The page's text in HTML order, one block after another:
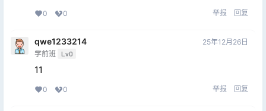
0 0 举报 回复
qwe1233214
学前班 Lv0
25年12月26日
11
0 0 举报 回复